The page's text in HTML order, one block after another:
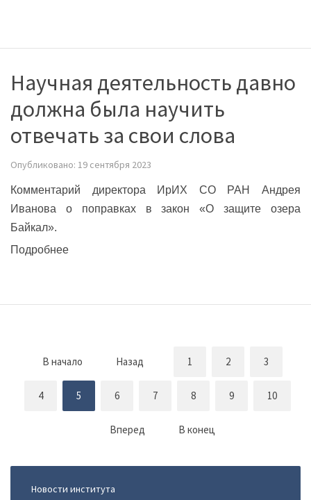
Научная деятельность давно
должна была научить
отвечать за свои слова
Опубликовано: 19 сентября 2023
Комментарий директора ИрИХ СО РАН Андрея
Иванова о поправках в закон «О защите озера
Байкал».
Подробнее
В начало Назад 1 2 3
4 5 6 7 8 9 10
Вперед В конец
Новости института